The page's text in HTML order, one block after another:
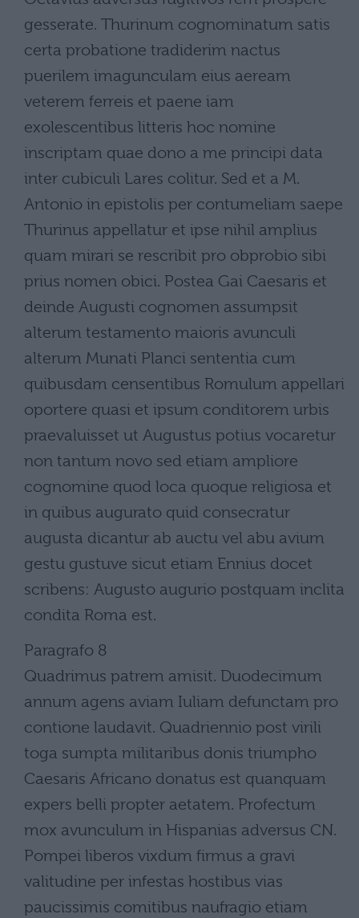
gesserate. Thurinum cognominatum satis
certa probatione tradiderim nactus
puerilem imagunculam eius aeream
veterem ferreis et paene iam
exolescentibus litteris hoc nomine
inscriptam quae dono a me principi data
inter cubiculi Lares colitur. Sed et a M.
Antonio in epistolis per contumeliam saepe
Thurinus appellatur et ipse nihil amplius
quam mirari se rescribit pro obprobio sibi
prius nomen obici. Postea Gai Caesaris et
deinde Augusti cognomen assumpsit
alterum testamento maioris avunculi
alterum Munati Planci sententia cum
quibusdam censentibus Romulum appellari
oportere quasi et ipsum conditorem urbis
praevaluisset ut Augustus potius vocaretur
non tantum novo sed etiam ampliore
cognomine quod loca quoque religiosa et
in quibus augurato quid consecratur
augusta dicantur ab auctu vel abu avium
gestu gustuve sicut etiam Ennius docet
scribens: Augusto augurio postquam inclita
condita Roma est.
Paragrafo 8
Quadrimus patrem amisit. Duodecimum
annum agens aviam Iuliam defunctam pro
contione laudavit. Quadriennio post virili
toga sumpta militaribus donis triumpho
Caesaris Africano donatus est quanquam
expers belli propter aetatem. Profectum
mox avunculum in Hispanias adversus CN.
Pompei liberos vixdum firmus a gravi
valitudine per infestas hostibus vias
paucissimis comitibus naufragio etiam